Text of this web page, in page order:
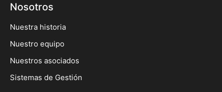
Nosotros
Nuestra historia
Nuestro equipo
Nuestros asociados
Sistemas de Gestión